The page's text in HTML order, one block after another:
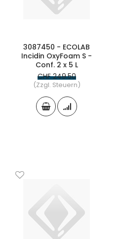
3087450 - ECOLAB
Incidin OxyFoam S -
Conf. 2 x 5 L
CHF 249.50
(Zzgl. Steuern)